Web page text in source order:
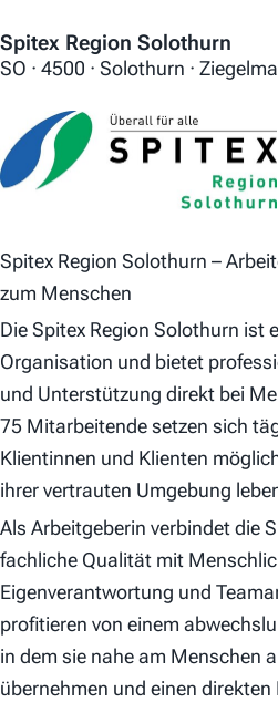
Spitex Region Solothurn
SO · 4500 · Solothurn ·
Spitex Region Solothurn –
zum Menschen
Die Spitex Region Solothurn ist
Organisation und bietet
und Unterstützung direkt bei
75 Mitarbeitende setzen sich
Klientinnen und Klienten
ihrer vertrauten Umgebung
Als Arbeitgeberin verbindet die
fachliche Qualität mit
Eigenverantwortung und
profitieren von einem
in dem sie nahe am Menschen
übernehmen und einen direkten